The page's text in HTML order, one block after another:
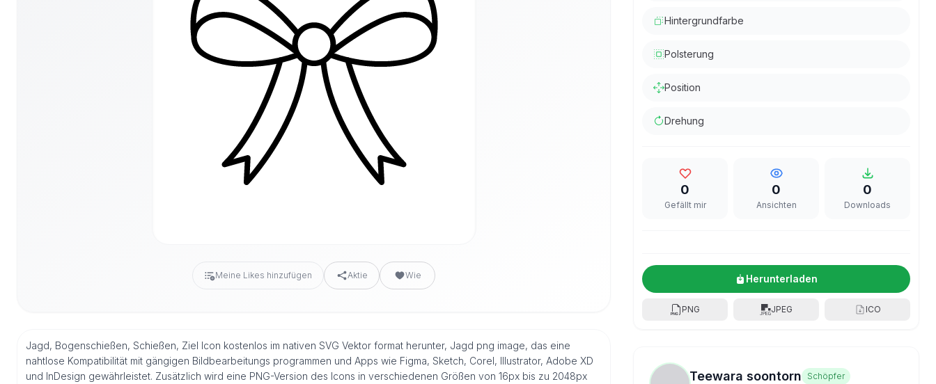
Meine Likes hinzufügen Aktie Wie
Jagd, Bogenschießen, Schießen, Ziel Icon kostenlos im nativen SVG Vektor format herunter, Jagd png image, das eine
nahtlose Kompatibilität mit gängigen Bildbearbeitungs programmen und Apps wie Figma, Sketch, Corel, Illustrator, Adobe XD
und InDesign gewährleistet. Zusätzlich wird eine PNG-Version des Icons in verschiedenen Größen von 16px bis zu 2048px
Hintergrundfarbe
Polsterung
Position
Drehung
0
Gefällt mir
0
Ansichten
0
Downloads
Herunterladen
PNG JPEG ICO
Teewara soontorn Schöpfer